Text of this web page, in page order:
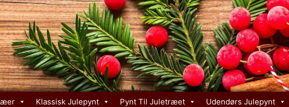
Klassisk Julepynt Pynt Til Juletræet Udendørs Julepynt